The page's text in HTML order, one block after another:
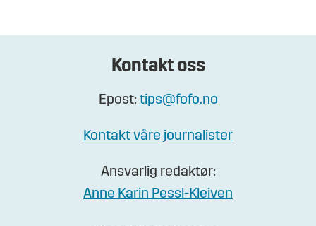
Kontakt oss
Epost: tips@fofo.no
Kontakt våre journalister
Ansvarlig redaktør:
Anne Karin Pessl-Kleiven